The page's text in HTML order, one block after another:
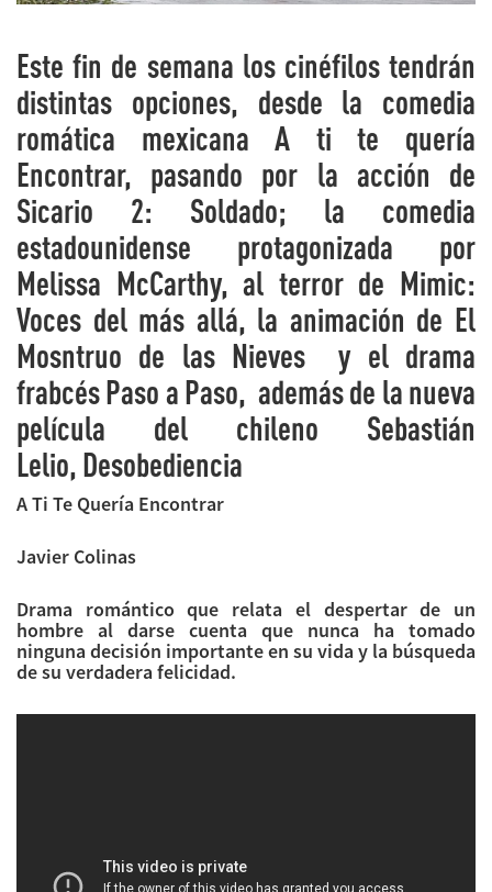
Este fin de semana los cinéfilos tendrán
distintas opciones, desde la comedia
romática mexicana A ti te quería
Encontrar, pasando por la acción de
Sicario 2: Soldado; la comedia
estadounidense protagonizada por
Melissa McCarthy, al terror de Mimic:
Voces del más allá, la animación de El
Mosntruo de las Nieves y el drama
frabcés Paso a Paso, además de la nueva
película del chileno Sebastián
Lelio, Desobediencia
A Ti Te Quería Encontrar
Javier Colinas
Drama romántico que relata el despertar de un
hombre al darse cuenta que nunca ha tomado
ninguna decisión importante en su vida y la búsqueda
de su verdadera felicidad.